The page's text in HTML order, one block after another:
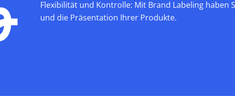
Flexibilität und Kontrolle: Mit Brand Labeling haben
und die Präsentation Ihrer Produkte.